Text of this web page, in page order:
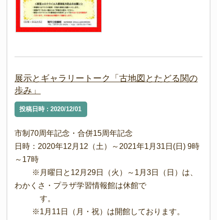
展示とギャラリートーク「古地図とたどる関の
歩み」
投稿日時 : 2020/12/01
市制70周年記念・合併15周年記念
日時：2020年12月12（土）～2021年1月31日(日) 9時
～17時
※月曜日と12月29日（火）～1月3日（日）は、
わかくさ・プラザ学習情報館は休館で
す。
※1月11日（月・祝）は開館しております。